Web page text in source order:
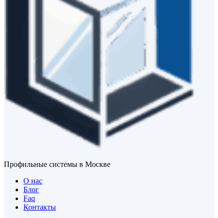
Профильные системы в Москве
О нас
Блог
Faq
Контакты